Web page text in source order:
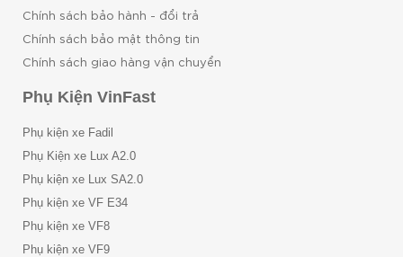
Chính sách bảo hành - đổi trả
Chính sách bảo mật thông tin
Chính sách giao hàng vận chuyển
Phụ Kiện VinFast
Phụ kiện xe Fadil
Phụ Kiện xe Lux A2.0
Phụ kiện xe Lux SA2.0
Phụ kiện xe VF E34
Phụ kiện xe VF8
Phụ kiện xe VF9